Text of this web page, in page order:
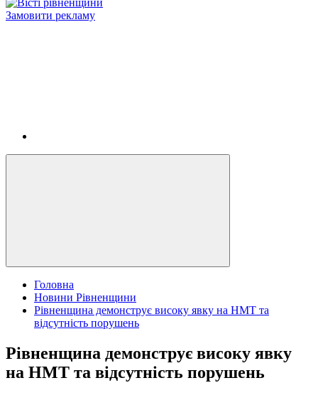
Замовити рекламу
Головна
Новини Рівненщини
Рівненщина демонструє високу явку на НМТ та
відсутність порушень
Рівненщина демонструє високу явку
на НМТ та відсутність порушень